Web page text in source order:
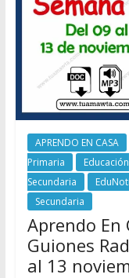
APRENDO EN CASA
Primaria
Educación
Secundaria
Secundaria
Aprendo En
Guiones
al 13